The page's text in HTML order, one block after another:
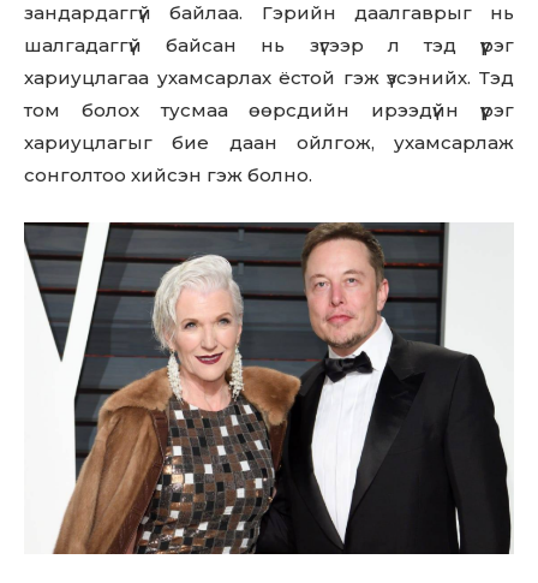
зандардаггүй байлаа. Гэрийн даалгаврыг нь
шалгадаггүй байсан нь зүгээр л тэд үүрэг
хариуцлагаа ухамсарлах ёстой гэж үзсэнийх. Тэд
том болох тусмаа өөрсдийн ирээдүйн үүрэг
хариуцлагыг бие даан ойлгож, ухамсарлаж
сонголтоо хийсэн гэж болно.